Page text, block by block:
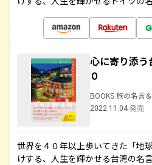
心に寄り添う
０
BOOKS 旅の名言
2022.11.04 発売
世界を４０年以上歩いてきた「地
けする、人生を輝かせる台湾の名